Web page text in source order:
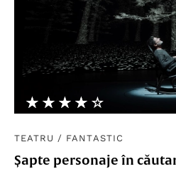
★★★★★
☆☆☆☆☆
TEATRU / FANTASTIC
Șapte personaje în